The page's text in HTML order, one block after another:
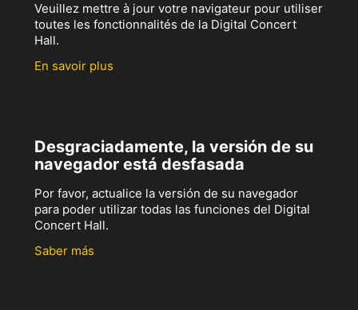
Veuillez mettre à jour votre navigateur pour utiliser
toutes les fonctionnalités de la Digital Concert
Hall.
En savoir plus
Desgraciadamente, la versión de su
navegador está desfasada
Por favor, actualice la versión de su navegador
para poder utilizar todas las funciones del Digital
Concert Hall.
Saber más